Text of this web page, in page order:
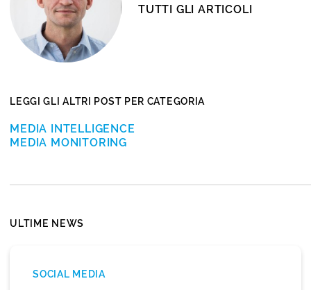
TUTTI GLI ARTICOLI
LEGGI GLI ALTRI POST PER CATEGORIA
MEDIA INTELLIGENCE
MEDIA MONITORING
ULTIME NEWS
SOCIAL MEDIA